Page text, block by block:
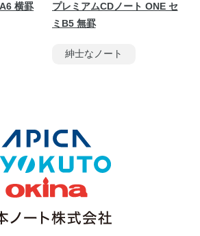
横罫
プレミアムCDノート ONE セ
ミB5 無罫
紳士なノート